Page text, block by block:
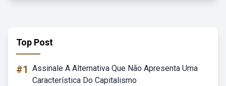
Top Post
#1 Assinale A Alternativa Que Não Apresenta Uma
Característica Do Capitalismo